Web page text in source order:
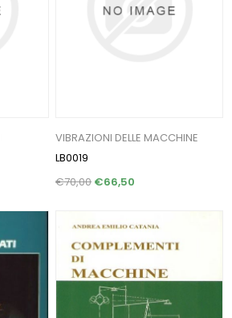
VIBRAZIONI DELLE MACCHINE
LB0019
€70,00€66,50